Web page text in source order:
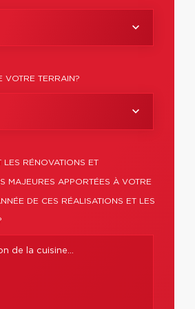
VOTRE TERRAIN?
LES RÉNOVATIONS ET
MAJEURES APPORTÉES À VOTRE
DE CES RÉALISATIONS ET LES